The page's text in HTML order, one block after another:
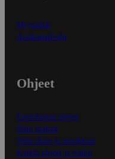
Myymälät
Asiakaspalvelu
Ohjeet
Ensitilaajan ohjeet
Näin maksat
Näin tilaat ja muokkaat
Kaikki ohjeet ja vinkit